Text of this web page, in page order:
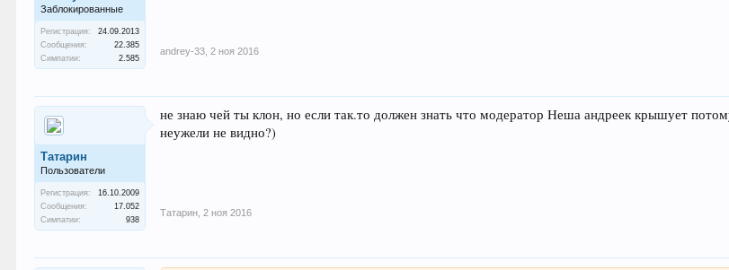
Заблокированные
Регистрация:
24.09.2013
Сообщения:
22.385
Симпатии:
2.585
andrey-33 2 ноя 2016
Татарин
Пользователи
Регистрация:
16.10.2009
Сообщения:
17.052
Симпатии:
938
не знаю чей ты клон, но если так.то должен знать что модератор Неша андреек крышует
неужели не видно?)
Татарин 2 ноя 2016